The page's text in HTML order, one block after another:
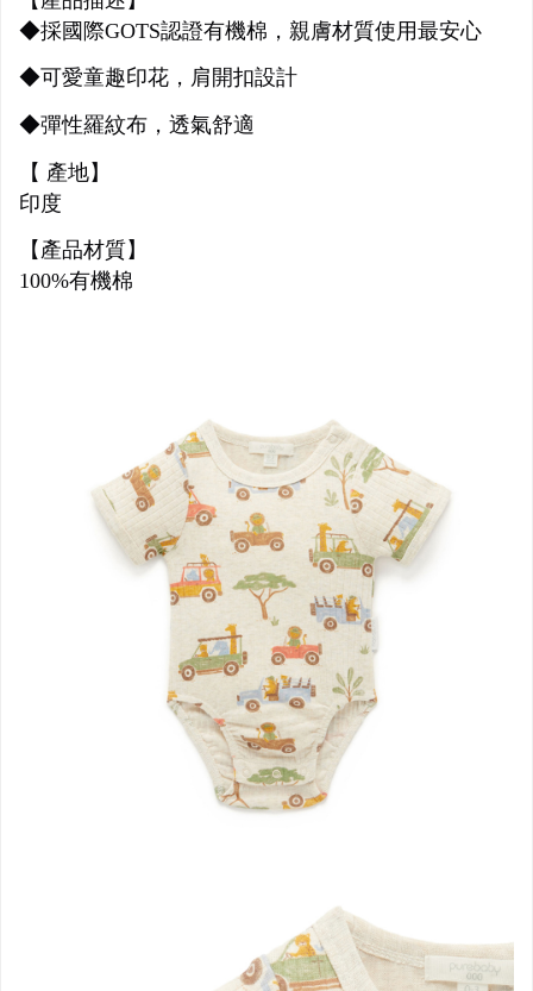
◆採國際GOTS認證有機棉， 親膚材質使用最安心
◆可愛童趣印花，肩開扣設計
◆彈性羅紋布，透氣舒適
【 產地】
印度
【產品材質】
100%有機棉